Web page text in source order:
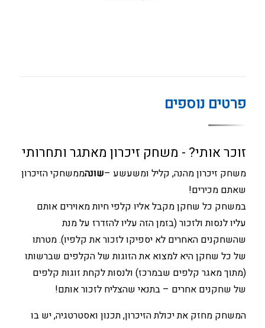
פרטים נוספים
זוכר אותי? - משחק זיכרון מאתגר ותחרותי
משחק זיכרון מהנה, קליל ומשעשע –שונהממשחקי הזיכרון
שאתם מכירים!
במשחק כל שחקן מקבל אליו קלפי חיות מאוירים אותם
עליו לנסות ולזכור (בזמן הזה עליו להזדרז על מנת
שהשחקנים האחרים לא יספיקו לזכור את קלפיו). מטרתו
של כל שחקן היא למצוא את הזוגות של הקלפים שברשותו
(מתוך מאגר קלפים שבמרכז) ולנסות לקחת זוגות קלפים
של שחקנים אחרים – בתנאי שהצליח לזכור אותם!
המשחק מחזק את יכולת הזיכרון, תכנון ואסטרטגיה, יש בו